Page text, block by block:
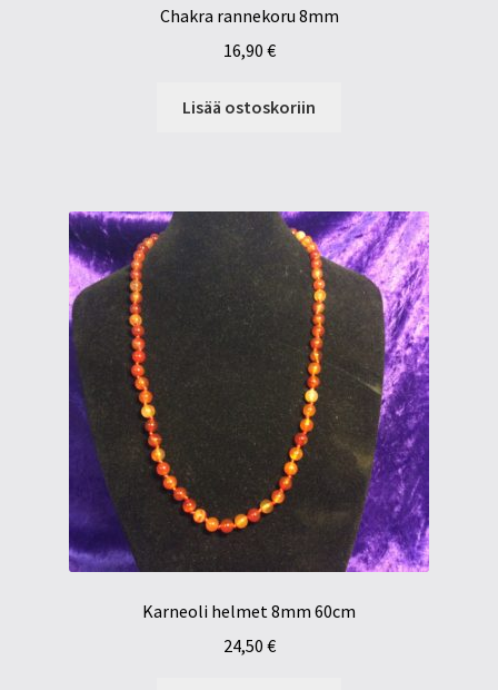
Chakra rannekoru 8mm
16,90 €
Lisää ostoskoriin
Karneoli helmet 8mm 60cm
24,50 €